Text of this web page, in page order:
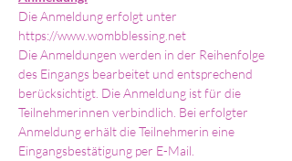
Die Anmeldung erfolgt unter
https://www.wombblessing.net
Die Anmeldungen werden in der Reihenfolge
des Eingangs bearbeitet und entsprechend
berücksichtigt. Die Anmeldung ist für die
Teilnehmerinnen verbindlich. Bei erfolgter
Anmeldung erhält die Teilnehmerin eine
Eingangsbestätigung per E-Mail.